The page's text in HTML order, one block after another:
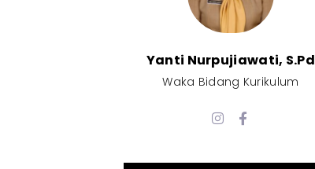
Yanti Nurpujiawati, S.Pd
Waka Bidang Kurikulum